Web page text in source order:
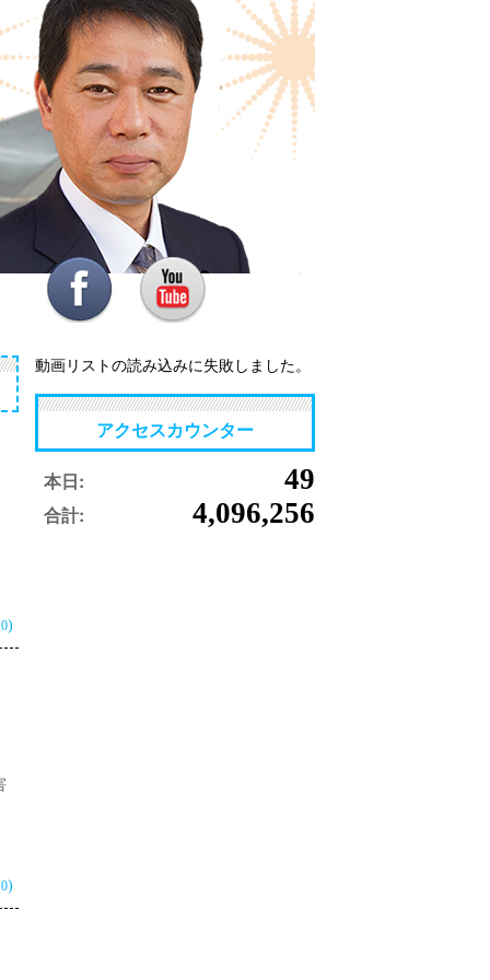
0)
0)
動画リストの読み込みに失敗しました。
アクセスカウンター
本日: 49
合計: 4,096,256